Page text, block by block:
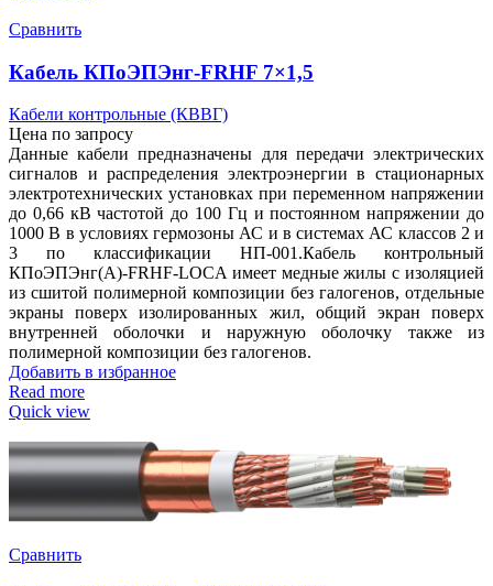
Сравнить
Кабель КПоЭПЭнг-FRHF 7×1,5
Кабели контрольные (КВВГ)
Цена по запросу
Данные кабели предназначены для передачи электрических
сигналов и распределения электроэнергии в стационарных
электротехнических установках при переменном напряжении
до 0,66 кВ частотой до 100 Гц и постоянном напряжении до
1000 В в условиях гермозоны АС и в системах АС классов 2 и
3 по классификации НП-001.Кабель контрольный
КПоЭПЭнг(А)-FRHF-LOCA имеет медные жилы с изоляцией
из сшитой полимерной композиции без галогенов, отдельные
экраны поверх изолированных жил, общий экран поверх
внутренней оболочки и наружную оболочку также из
полимерной композиции без галогенов.
Добавить в избранное
Read more
Quick view
Сравнить